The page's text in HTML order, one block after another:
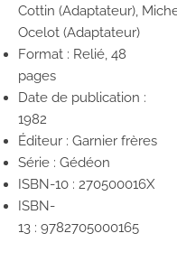
Cottin (Adaptateur),
Ocelot (Adaptateur)
Format : Relié, 48
pages
Date de publication :
1982
Éditeur : Garnier frères
Série : Gédéon
ISBN-10 : 270500016X
ISBN-
13 : 9782705000165